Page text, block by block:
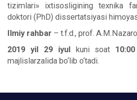
tizimlari» ixtisosligining texnika
doktori (PhD) dissertatsiyasi
Ilmiy rahbar – t.f.d., prof.
2019 yil 29 iyul kuni soat
majlislarzalida bo‘lib o‘tadi.